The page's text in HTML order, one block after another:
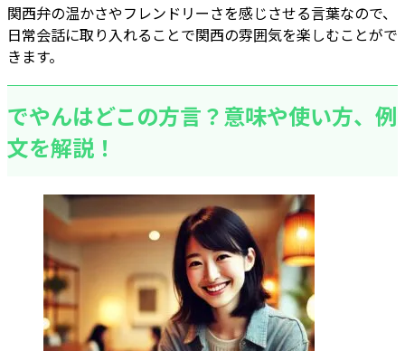
関西弁の温かさやフレンドリーさを感じさせる言葉なので、
日常会話に取り入れることで関西の雰囲気を楽しむことがで
きます。
でやんはどこの方言？意味や使い方、例
文を解説！